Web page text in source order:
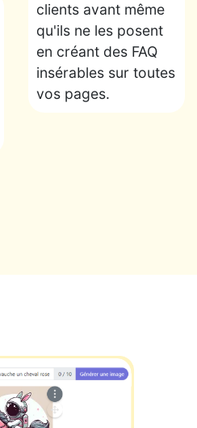
clients avant même
qu'ils ne les posent
en créant des FAQ
insérables sur toutes
vos pages.